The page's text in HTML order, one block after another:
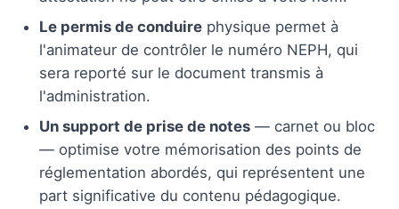
Le permis de conduire physique permet à
l'animateur de contrôler le numéro NEPH, qui
sera reporté sur le document transmis à
l'administration.
Un support de prise de notes — carnet ou bloc
— optimise votre mémorisation des points de
réglementation abordés, qui représentent une
part significative du contenu pédagogique.